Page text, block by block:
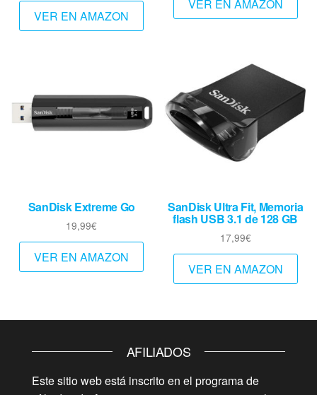
VER EN AMAZON
VER EN AMAZON
SanDisk Extreme Go
19,99€
VER EN AMAZON
SanDisk Ultra Fit, Memoria
flash USB 3.1 de 128 GB
17,99€
VER EN AMAZON
AFILIADOS
Este sitio web está inscrito en el programa de